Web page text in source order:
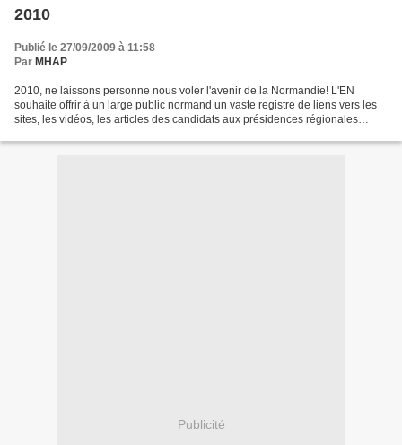
2010
Publié le 27/09/2009 à 11:58
Par MHAP
2010, ne laissons personne nous voler l'avenir de la Normandie! L'EN
souhaite offrir à un large public normand un vaste registre de liens vers les
sites, les vidéos, les articles des candidats aux présidences régionales
Publicité